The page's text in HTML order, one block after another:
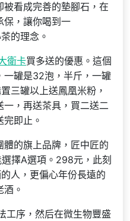
看成完善的墊腳石，在
保，讓你喝到一
的理念。
衛卡買多送的優惠。這個
一罐是32泡，半斤，一罐
三罐以上送鳳凰米粉，
，再送茶具，買二送二
即止。
的旗上品牌，匠中匠的
擇A選項。298元，此刻
人，更偏心年份長遠的
。
工序，然后在微生物豐盛